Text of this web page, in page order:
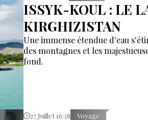
ISSYK-KOUL : LE
KIRGHIZISTAN
Une immense étendue d'eau
des montagnes et les
fond.
27 Juillet 16:38 Voyage